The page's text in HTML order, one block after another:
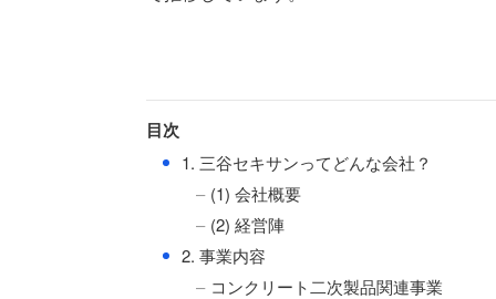
目次
● 1. 三谷セキサンってどんな会社？
(1) 会社概要
(2) 経営陣
● 2. 事業内容
コンクリート二次製品関連事業